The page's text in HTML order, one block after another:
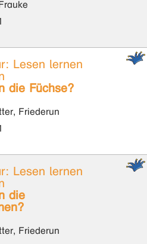
Lesen lernen
die Füchse?
Friederun
Lesen lernen
die
Friederun